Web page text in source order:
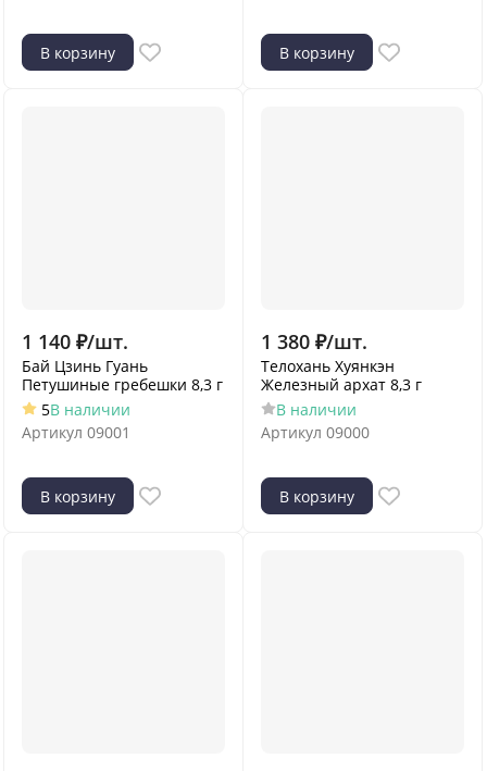
В корзину В корзину
1 140 ₽/шт.
Бай Цзинь Гуань
Петушиные гребешки 8,3 г
5В наличии
Артикул 09001
В корзину
1 380 ₽/шт.
Телохань Хуянкэн
Железный архат 8,3 г
В наличии
Артикул 09000
В корзину